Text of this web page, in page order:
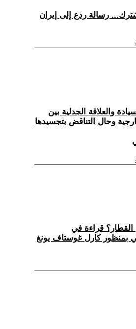
والعلاقة الجدلية بين
وحال التناقض بتجسيدها
القطار؟ قراءة في
بمنظور كارل غوستاف يونغ